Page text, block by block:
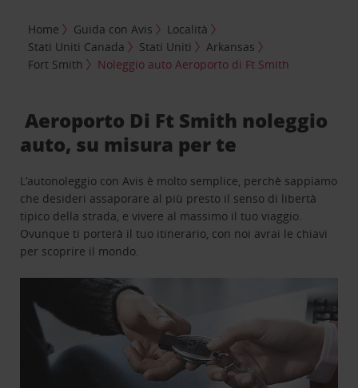
Home Guida con Avis
Località
Stati Uniti Canada
Stati Uniti
Arkansas
Fort Smith
Noleggio auto Aeroporto di Ft Smith
Aeroporto Di Ft Smith noleggio
auto, su misura per te
L’autonoleggio con Avis è molto semplice, perchè sappiamo
che desideri assaporare al più presto il senso di libertà
tipico della strada, e vivere al massimo il tuo viaggio.
Ovunque ti porterà il tuo itinerario, con noi avrai le chiavi
per scoprire il mondo.